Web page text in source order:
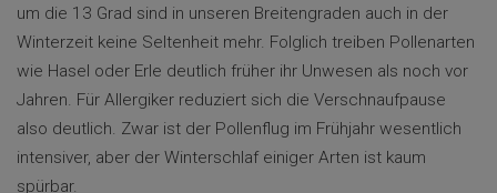
um die 13 Grad sind in unseren Breitengraden auch in der
Winterzeit keine Seltenheit mehr. Folglich treiben Pollenarten
wie Hasel oder Erle deutlich früher ihr Unwesen als noch vor
Jahren. Für Allergiker reduziert sich die Verschnaufpause
also deutlich. Zwar ist der Pollenflug im Frühjahr wesentlich
intensiver, aber der Winterschlaf einiger Arten ist kaum
spürbar.